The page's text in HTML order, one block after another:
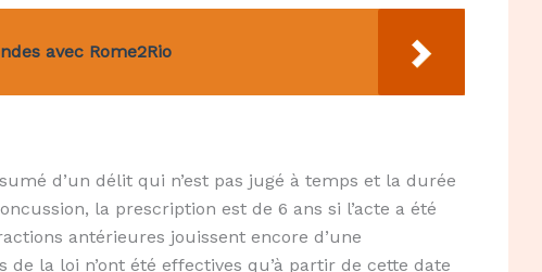
avec Rome2Rio
d’un délit qui n’est pas jugé à temps et la durée
la prescription est de 6 ans si l’acte a été
antérieures jouissent encore d’une
la loi n’ont été effectives qu’à partir de cette date